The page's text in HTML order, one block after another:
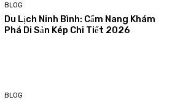
BLOG
Du Lịch Ninh Bình: Cẩm Nang Khám
Phá Di Sản Kép Chi Tiết 2026
BLOG